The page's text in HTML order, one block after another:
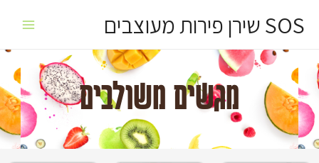
לתוכןSOS שירן פירות מעוצבים
מגשים משולבים